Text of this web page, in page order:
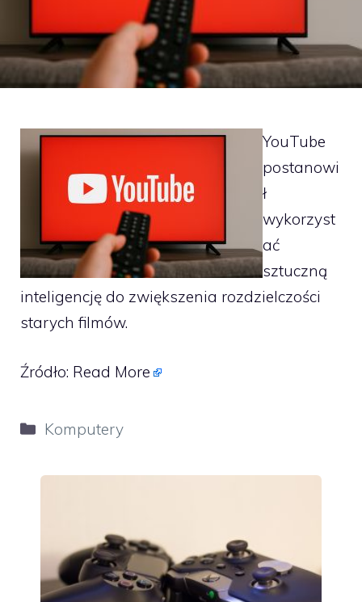
YouTube
postanowi
ł
wykorzyst
ać
sztuczną
inteligencję do zwiększenia rozdzielczości
starych filmów.
Źródło: Read More
Kategorie
Komputery